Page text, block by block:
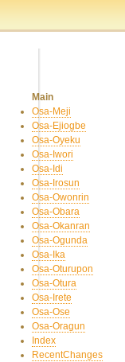
Main
Osa-Meji
Osa-Ejiogbe
Osa-Oyeku
Osa-Iwori
Osa-Idi
Osa-Irosun
Osa-Owonrin
Osa-Obara
Osa-Okanran
Osa-Ogunda
Osa-Ika
Osa-Oturupon
Osa-Otura
Osa-Irete
Osa-Ose
Osa-Oragun
Index
RecentChanges